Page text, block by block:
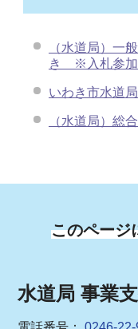
（水道局）一
き ※入札参加
いわき市水道
（水道局）総
このページ
水道局 事業